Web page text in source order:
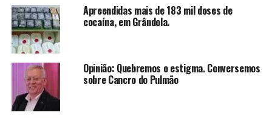
Apreendidas mais de 183 mil doses de
cocaína, em Grândola.
Opinião: Quebremos o estigma. Conversemos
sobre Cancro do Pulmão